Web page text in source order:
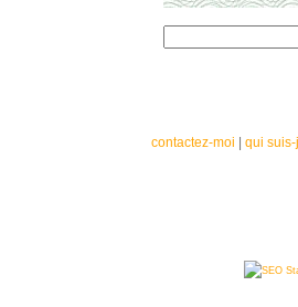
contactez-moi qui